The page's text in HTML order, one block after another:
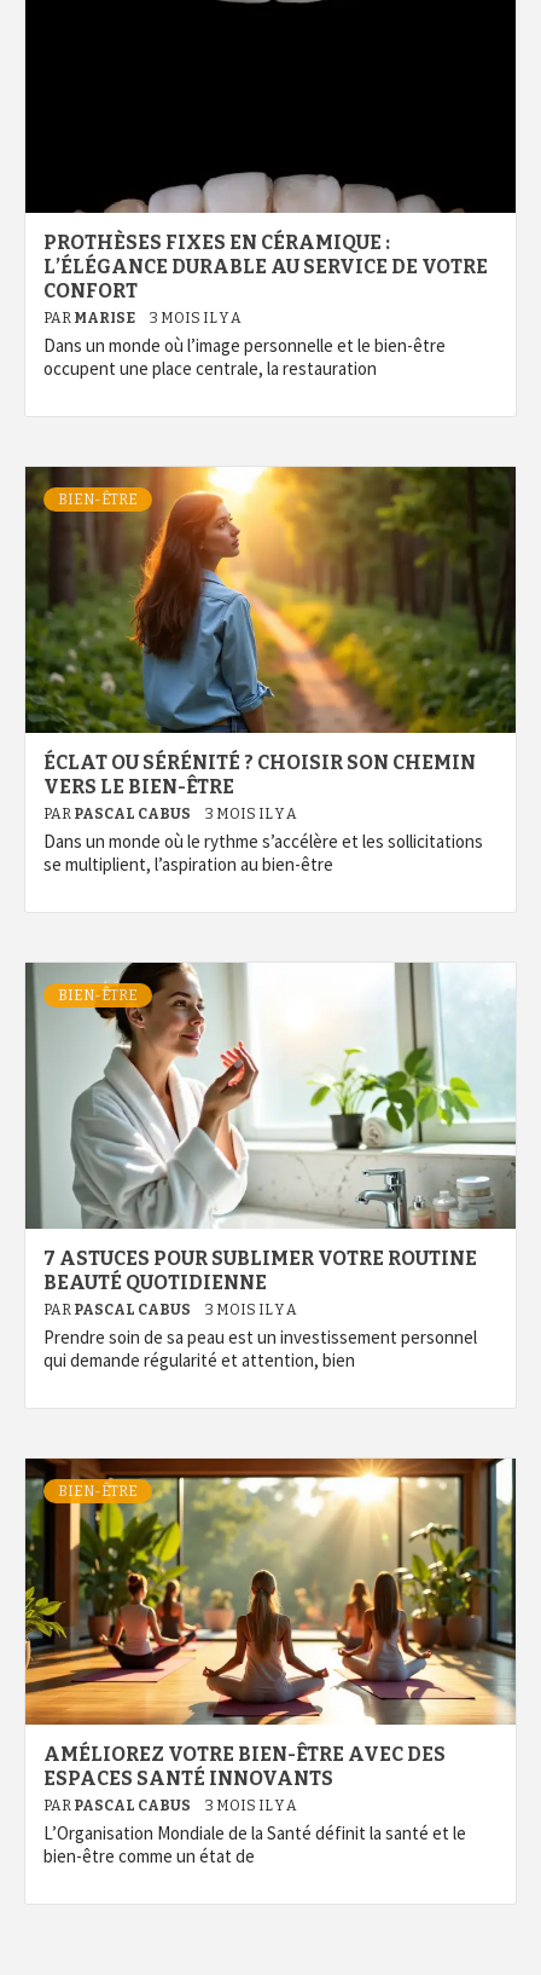
PROTHÈSES FIXES EN CÉRAMIQUE :
L’ÉLÉGANCE DURABLE AU SERVICE DE VOTRE
CONFORT
PAR MARISE 3 MOIS IL Y A
Dans un monde où l’image personnelle et le bien-être
occupent une place centrale, la restauration
BIEN-ÊTRE
ÉCLAT OU SÉRÉNITÉ ? CHOISIR SON CHEMIN
VERS LE BIEN-ÊTRE
PAR PASCAL CABUS 3 MOIS IL Y A
Dans un monde où le rythme s’accélère et les sollicitations
se multiplient, l’aspiration au bien-être
BIEN-ÊTRE
7 ASTUCES POUR SUBLIMER VOTRE ROUTINE
BEAUTÉ QUOTIDIENNE
PAR PASCAL CABUS 3 MOIS IL Y A
Prendre soin de sa peau est un investissement personnel
qui demande régularité et attention, bien
BIEN-ÊTRE
AMÉLIOREZ VOTRE BIEN-ÊTRE AVEC DES
ESPACES SANTÉ INNOVANTS
PAR PASCAL CABUS 3 MOIS IL Y A
L’Organisation Mondiale de la Santé définit la santé et le
bien-être comme un état de